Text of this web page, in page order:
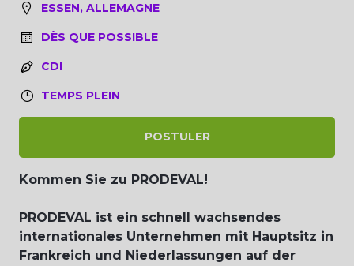
ESSEN, ALLEMAGNE
DÈS QUE POSSIBLE
CDI
TEMPS PLEIN
POSTULER
Kommen Sie zu PRODEVAL!
PRODEVAL ist ein schnell wachsendes
internationales Unternehmen mit Hauptsitz in
Frankreich und Niederlassungen auf der